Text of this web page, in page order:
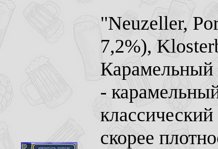
"Neuzeller,
7,2%),
Карамельный
-
скорее